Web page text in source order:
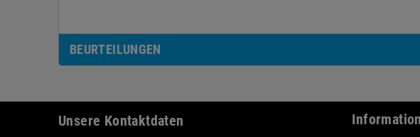
BEURTEILUNGEN
Unsere Kontaktdaten